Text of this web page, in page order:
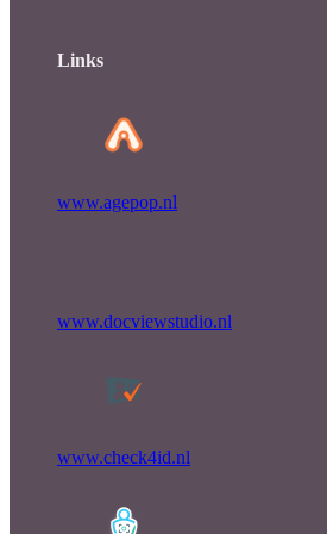
Links
www.agepop.nl
www.docviewstudio.nl
www.check4id.nl